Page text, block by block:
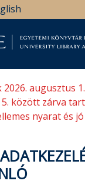
augusztus
között zárva
nyarat és